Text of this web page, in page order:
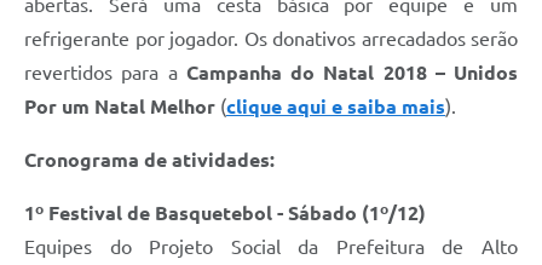
abertas. Será uma cesta básica por equipe e um
refrigerante por jogador. Os donativos arrecadados serão
revertidos para a Campanha do Natal 2018 – Unidos
Por um Natal Melhor (clique aqui e saiba mais).
Cronograma de atividades:
1º Festival de Basquetebol - Sábado (1º/12)
Equipes do Projeto Social da Prefeitura de Alto